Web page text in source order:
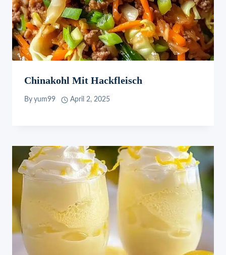
Chinakohl Mit Hackfleisch
By yum99 April 2, 2025